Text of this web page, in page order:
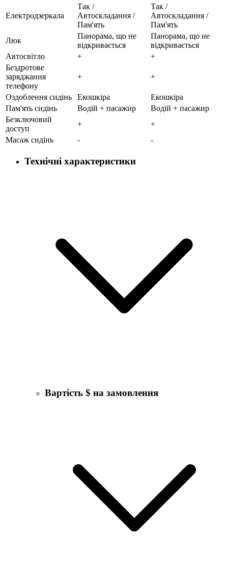
Електродзеркала
Так /
Автоскладання /
Пам'ять
Так /
Автоскладання /
Пам'ять
Люк
Панорама, що не
відкривається
Панорама, що не
відкривається
Автосвітло
+
+
Бездротове
заряджання
телефону
+ +
Оздоблення сидінь Екошкіра
Екошкіра
Пам'ять сидінь
Водій + пасажир
Водій + пасажир
Безключовий
доступ
+
+
Масаж сидінь
- -
Технічні характеристики
Вартість $ на замовлення